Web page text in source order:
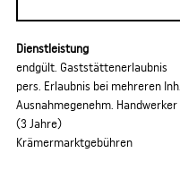
Dienstleistung
endgült. Gaststättenerlaubnis
pers. Erlaubnis bei mehreren Inh.
Ausnahmegenehm. Handwerker
(3 Jahre)
Krämermarktgebühren